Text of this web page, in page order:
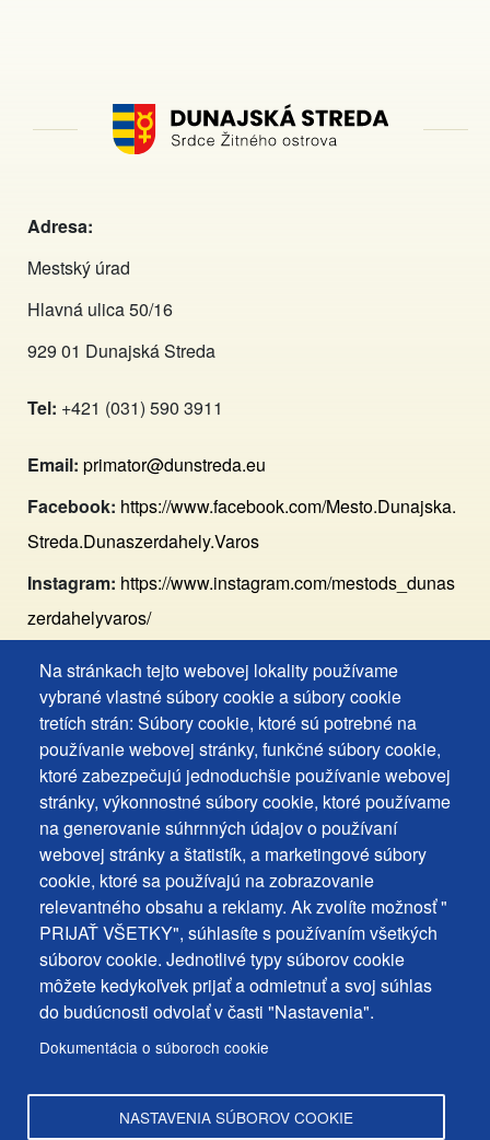
Na stránkach tejto webovej lokality používame
vybrané vlastné súbory cookie a súbory cookie
tretích strán: Súbory cookie, ktoré sú potrebné na
používanie webovej stránky, funkčné súbory cookie,
ktoré zabezpečujú jednoduchšie používanie webovej
stránky, výkonnostné súbory cookie, ktoré používame
na generovanie súhrnných údajov o používaní
webovej stránky a štatistík, a marketingové súbory
cookie, ktoré sa používajú na zobrazovanie
relevantného obsahu a reklamy. Ak zvolíte možnosť "
PRIJAŤ VŠETKY", súhlasíte s používaním všetkých
súborov cookie. Jednotlivé typy súborov cookie
môžete kedykoľvek prijať a odmietnuť a svoj súhlas
do budúcnosti odvolať v časti "Nastavenia".
Dokumentácia o súboroch cookie
NASTAVENIA SÚBOROV COOKIE
Adresa:
Mestský úrad
Hlavná ulica 50/16
929 01 Dunajská Streda
Tel: +421 (031) 590 3911
Email: primator@dunstreda.eu
Facebook: https://www.facebook.com/Mesto.Dunajska.
Streda.Dunaszerdahely.Varos
Instagram: https://www.instagram.com/mestods_dunas
zerdahelyvaros/
Footer
MENU
Kontakty
Mapa stránky
Mestské správy
Footer
Cookies
+
ochrana
osobných
udajov
Vyhlásenie o prístupnosti
Často kladené otázky
Ochrana osobných údajov
Používanie súborov cookies
Nastavenie cookies
Podnety a spätná väzba